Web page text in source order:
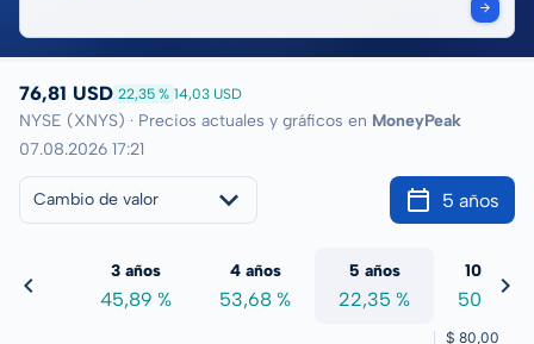
76,81 USD 22,35 % 14,03 USD
NYSE (XNYS) · Precios actuales y gráficos en MoneyPeak
07.08.2026 17:21
Cambio de valor 5 años
%
3 años
45,89 %
4 años
53,68 %
5 años
22,35 %
10 años
50,22 %